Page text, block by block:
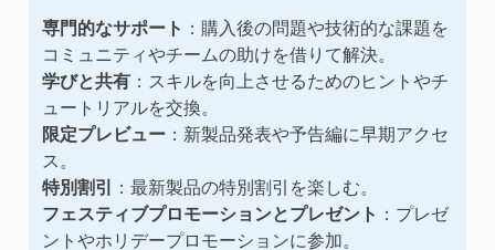
専門的なサポート
：購入後の問題や技術的な課題を
コミュニティやチームの助けを借りて解決。
学びと共有：スキルを向上させるためのヒントやチ
ュートリアルを交換。
限定プレビュー：新製品発表や予告編に早期アクセ
ス。
特別割引
：最新製品の特別割引を楽しむ。
フェスティブプロモーションとプレゼント
：プレゼ
ントやホリデープロモーションに参加。